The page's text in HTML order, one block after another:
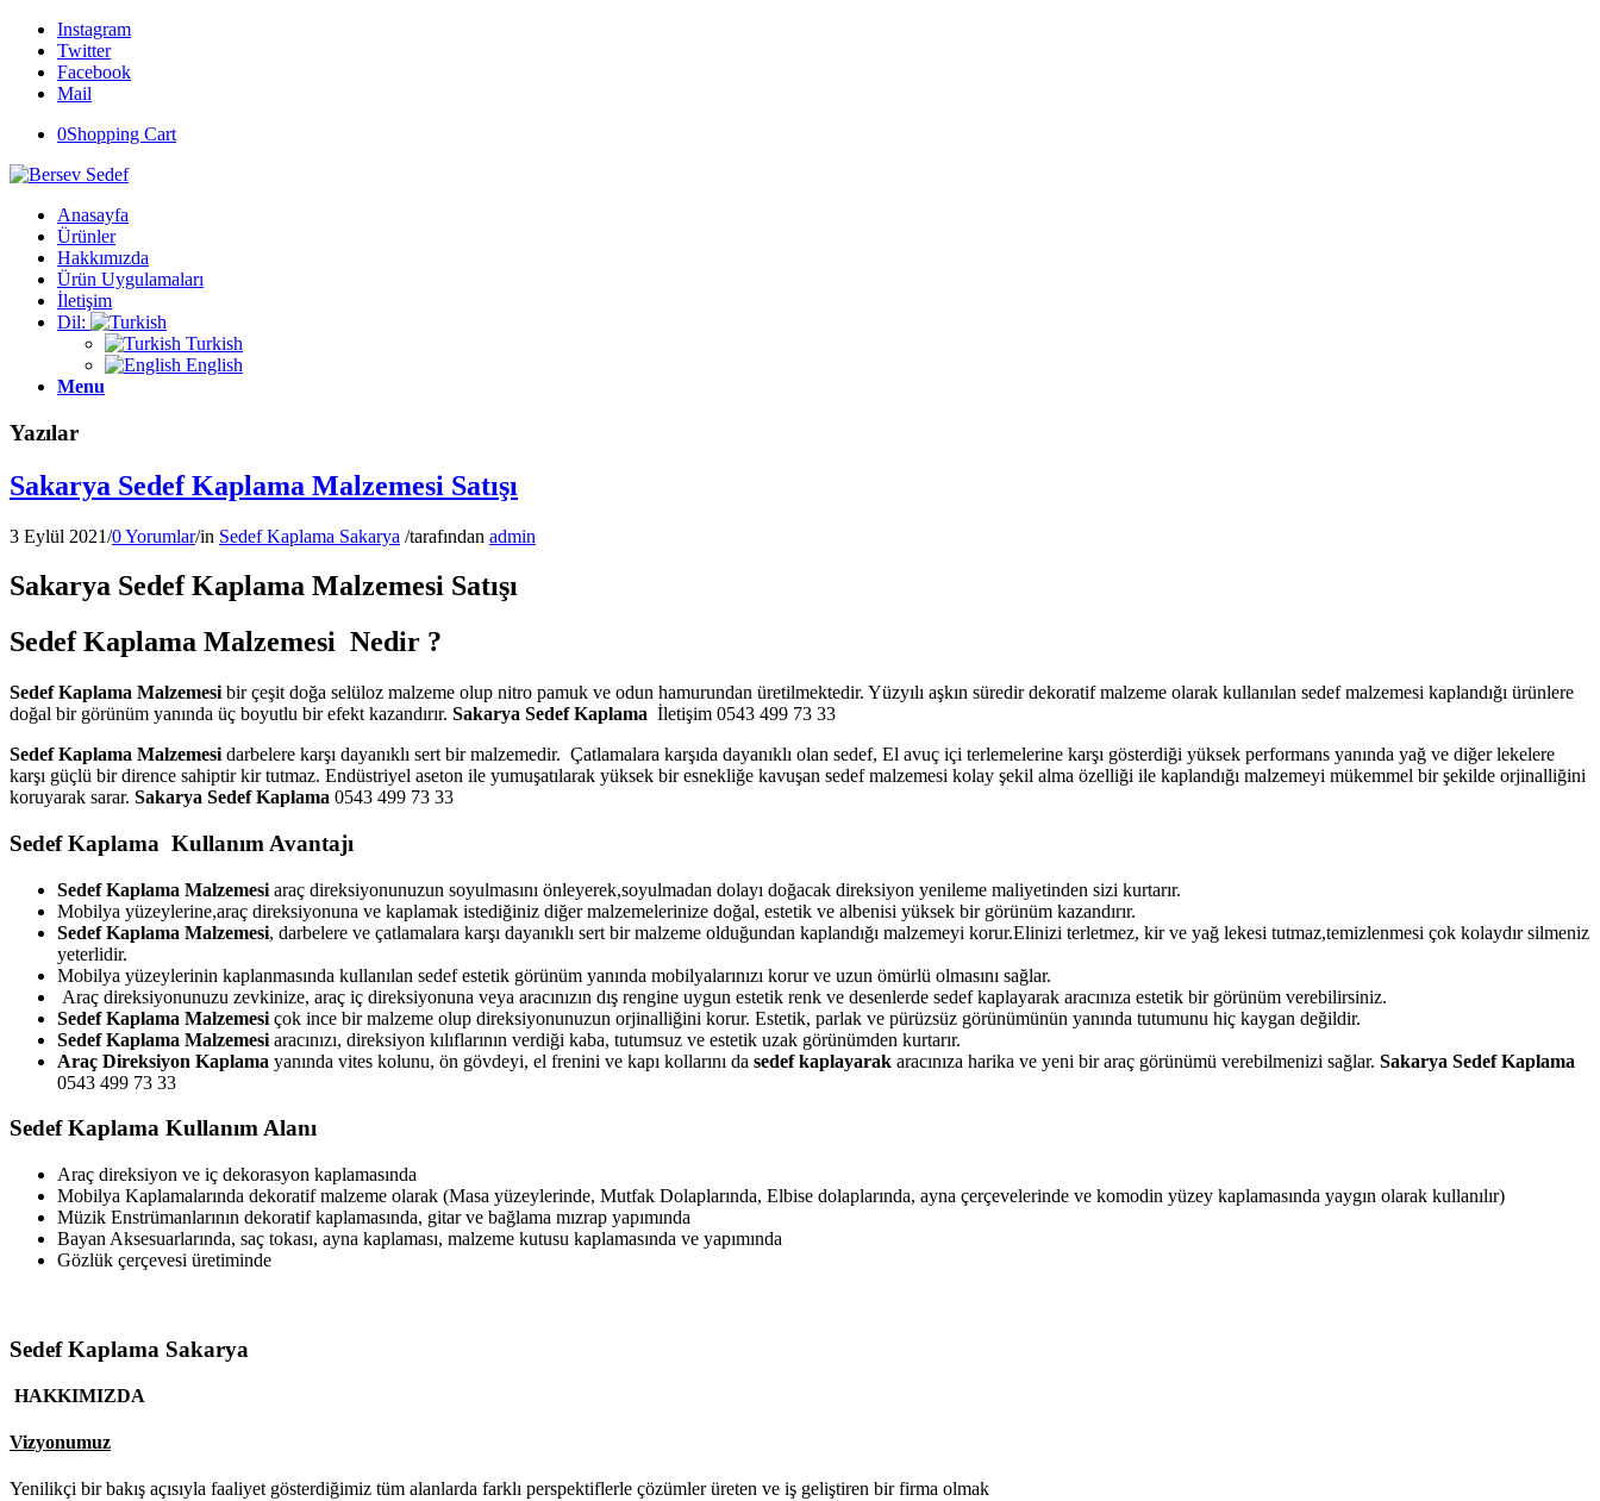
Instagram
Twitter
Facebook
Mail
0Shopping Cart
Anasayfa
Ürünler
Hakkımızda
Ürün Uygulamaları
İletişim
Dil:
Turkish
English
Menu
Yazılar
Sakarya Sedef Kaplama Malzemesi Satışı
3 Eylül 2021/0 Yorumlar/in Sedef Kaplama Sakarya /tarafından admin
Sakarya Sedef Kaplama Malzemesi Satışı
Sedef Kaplama Malzemesi Nedir ?
Sedef Kaplama Malzemesi bir çeşit doğa selüloz malzeme olup nitro pamuk ve odun hamurundan üretilmektedir. Yüzyılı aşkın süredir dekoratif malzeme olarak kullanılan sedef malzemesi kaplandığı ürünlere
doğal bir görünüm yanında üç boyutlu bir efekt kazandırır. Sakarya Sedef Kaplama İletişim 0543 499 73 33
Sedef Kaplama Malzemesi darbelere karşı dayanıklı sert bir malzemedir. Çatlamalara karşıda dayanıklı olan sedef, El avuç içi terlemelerine karşı gösterdiği yüksek performans yanında yağ ve diğer lekelere
karşı güçlü bir dirence sahiptir kir tutmaz. Endüstriyel aseton ile yumuşatılarak yüksek bir esnekliğe kavuşan sedef malzemesi kolay şekil alma özelliği ile kaplandığı malzemeyi mükemmel bir şekilde orjinalliğini
koruyarak sarar. Sakarya Sedef Kaplama 0543 499 73 33
Sedef Kaplama Kullanım Avantajı
Sedef Kaplama Malzemesi araç direksiyonunuzun soyulmasını önleyerek,soyulmadan dolayı doğacak direksiyon yenileme maliyetinden sizi kurtarır.
Mobilya yüzeylerine,araç direksiyonuna ve kaplamak istediğiniz diğer malzemelerinize doğal, estetik ve albenisi yüksek bir görünüm kazandırır.
Sedef Kaplama Malzemesi, darbelere ve çatlamalara karşı dayanıklı sert bir malzeme olduğundan kaplandığı malzemeyi korur.Elinizi terletmez, kir ve yağ lekesi tutmaz,temizlenmesi çok kolaydır silmeniz
yeterlidir.
Mobilya yüzeylerinin kaplanmasında kullanılan sedef estetik görünüm yanında mobilyalarınızı korur ve uzun ömürlü olmasını sağlar.
Araç direksiyonunuzu zevkinize, araç iç direksiyonuna veya aracınızın dış rengine uygun estetik renk ve desenlerde sedef kaplayarak aracınıza estetik bir görünüm verebilirsiniz.
Sedef Kaplama Malzemesi çok ince bir malzeme olup direksiyonunuzun orjinalliğini korur. Estetik, parlak ve pürüzsüz görünümünün yanında tutumunu hiç kaygan değildir.
Sedef Kaplama Malzemesi aracınızı, direksiyon kılıflarının verdiği kaba, tutumsuz ve estetik uzak görünümden kurtarır.
Araç Direksiyon Kaplama yanında vites kolunu, ön gövdeyi, el frenini ve kapı kollarını da sedef kaplayarak aracınıza harika ve yeni bir araç görünümü verebilmenizi sağlar. Sakarya Sedef Kaplama
0543 499 73 33
Sedef Kaplama Kullanım Alanı
Araç direksiyon ve iç dekorasyon kaplamasında
Mobilya Kaplamalarında dekoratif malzeme olarak (Masa yüzeylerinde, Mutfak Dolaplarında, Elbise dolaplarında, ayna çerçevelerinde ve komodin yüzey kaplamasında yaygın olarak kullanılır)
Müzik Enstrümanlarının dekoratif kaplamasında, gitar ve bağlama mızrap yapımında
Bayan Aksesuarlarında, saç tokası, ayna kaplaması, malzeme kutusu kaplamasında ve yapımında
Gözlük çerçevesi üretiminde
Sedef Kaplama Sakarya
HAKKIMIZDA
Vizyonumuz
Yenilikçi bir bakış açısıyla faaliyet gösterdiğimiz tüm alanlarda farklı perspektiflerle çözümler üreten ve iş geliştiren bir firma olmak